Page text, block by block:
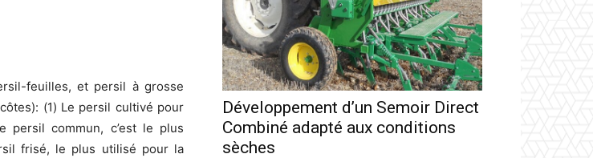
feuilles, et persil à grosse
(1) Le persil cultivé pour
persil commun, c’est le plus
frisé, le plus utilisé pour la
Développement d’un Semoir Direct
Combiné adapté aux conditions
sèches